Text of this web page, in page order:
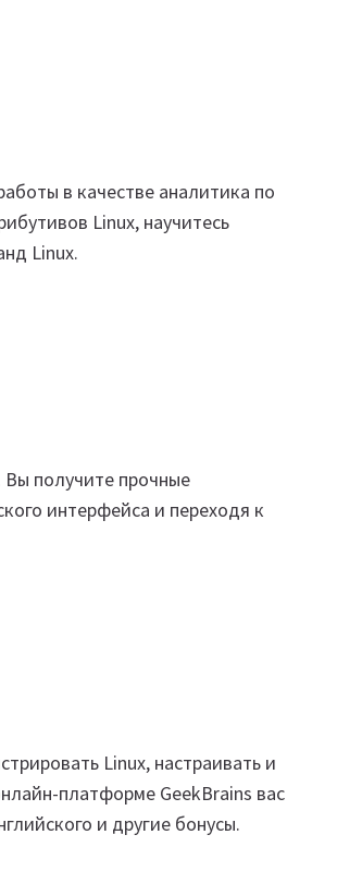
в качестве аналитика по
Linux, научитесь
Linux.
получите прочные
интерфейса и переходя к
Linux, настраивать и
платформе GeekBrains вас
и другие бонусы.